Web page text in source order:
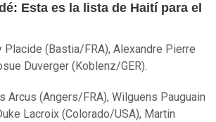
Esta es la lista de Haití para el
Placide (Bastia/FRA), Alexandre Pierre
Duverger (Koblenz/GER).
Arcus (Angers/FRA), Wilguens Pauguain
Lacroix (Colorado/USA), Martin